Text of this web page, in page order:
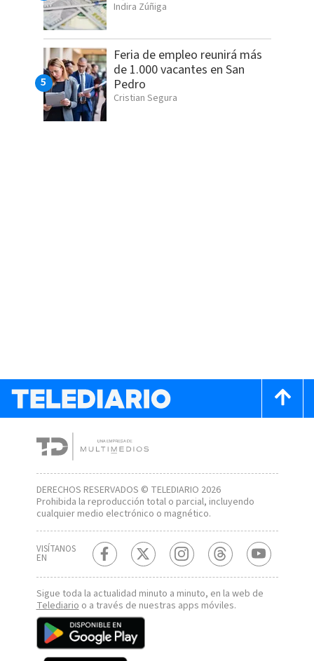
Indira Zúñiga
Feria de empleo reunirá más
de 1.000 vacantes en San
Pedro
Cristian Segura
DERECHOS RESERVADOS © TELEDIARIO 2026
Prohibida la reproducción total o parcial, incluyendo
cualquier medio electrónico o magnético.
VISÍTANOS
EN
Sigue toda la actualidad minuto a minuto, en la web de
Telediario o a través de nuestras apps móviles.